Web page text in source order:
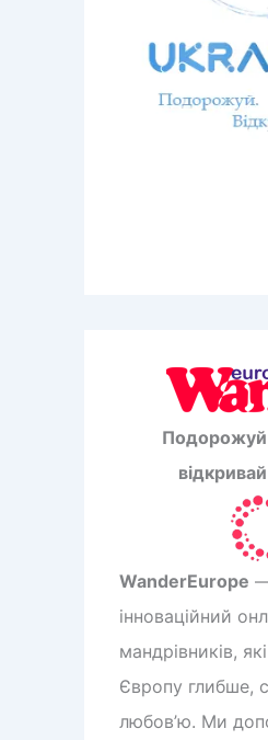
Подорожуй
WanderEurope
інноваційний
мандрівників,
Європу глибше,
любов’ю. Ми